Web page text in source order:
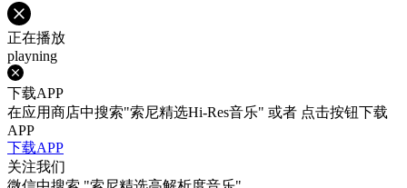
正在播放
playning
下载APP
在应用商店中搜索"索尼精选Hi-Res音乐" 或者 点击按钮下载
APP
下载APP
关注我们